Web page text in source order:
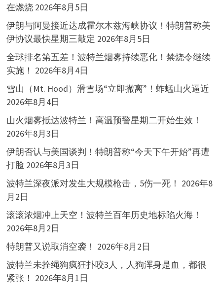
在燃烧 2026年8月5日
伊朗与阿曼接近达成霍尔木兹海峡协议！特朗普称美
伊协议最快星期三敲定 2026年8月5日
全球排名第五差！波特兰烟雾持续恶化！禁烧令继续
实施！ 2026年8月4日
雪山（Mt. Hood）滑雪场“立即撤离”！蚱蜢山火逼近
2026年8月4日
山火烟雾抵达波特兰！高温预警星期二开始生效！
2026年8月3日
伊朗否认与美国谈判！特朗普称“今天下午开始”再遭
打脸 2026年8月3日
波特兰深夜派对发生大规模枪击，5伤一死！ 2026年8
月2日
滚滚浓烟冲上天空！波特兰百年历史地标陷火海！
2026年8月2日
特朗普又说取消空袭！ 2026年8月2日
波特兰未拴绳狗疯狂扑咬3人，人狗浑身是血，都很
紧张！ 2026年8月1日